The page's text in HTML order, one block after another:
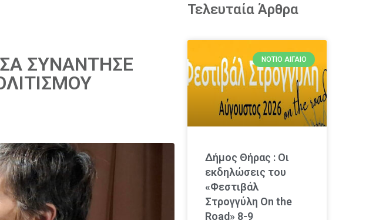
ΣΥΝΑΝΤΗΣΕ
Τελευταία Άρθρα
ΝΌΤΙΟ ΑΙΓΑΊΟ
Δήμος Θήρας : Οι
εκδηλώσεις του
«Φεστιβάλ
Στρογγύλη On the
Road» 8-9